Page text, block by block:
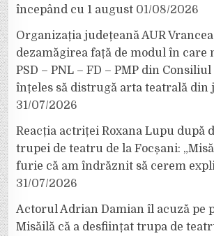
începând cu 1 august 01/08/2026
Organizația județeană AUR
dezamăgirea față de modul în care
PSD – PNL – FD – PMP din
înțeles să distrugă arta teatrală din
31/07/2026
Reacția actriței Roxana Lupu după
trupei de teatru de la Focșani:
furie că am îndrăznit să cerem
31/07/2026
Actorul Adrian Damian îl acuză pe
Misăilă că a desființat trupa de